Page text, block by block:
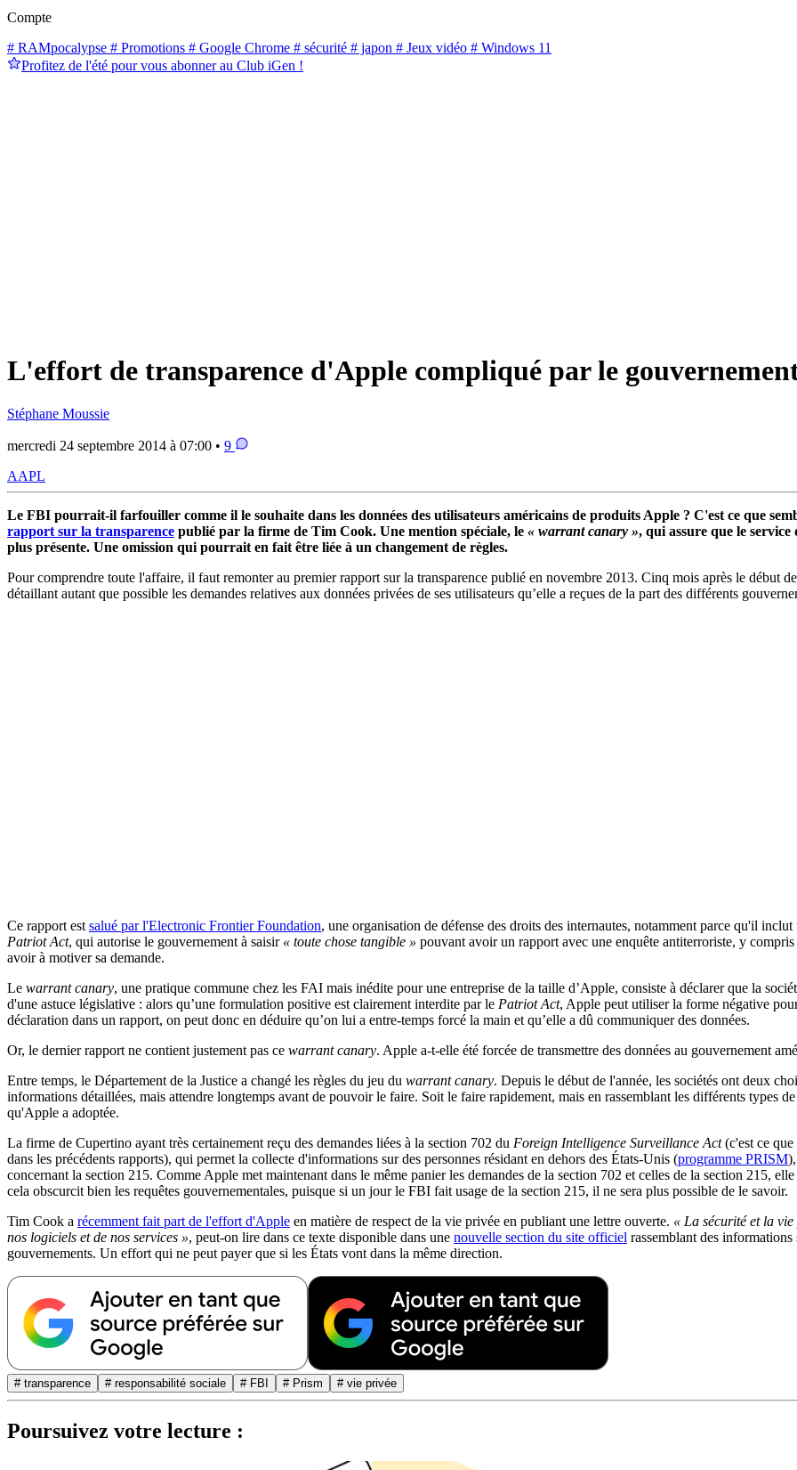
Compte
# RAMpocalypse # Promotions # Google Chrome # sécurité # japon # Jeux vidéo # Windows 11
Profitez de l'été pour vous abonner au Club iGen !
L'effort de transparence d'Apple compliqué par le
Stéphane Moussie
mercredi 24 septembre 2014 à 07:00 • 9
AAPL
Le FBI pourrait-il farfouiller comme il le souhaite dans les données des utilisateurs américains de produits Apple ? C'est ce que
rapport sur la transparence publié par la firme de Tim Cook. Une mention spéciale, le « warrant canary », qui assure que le
plus présente. Une omission qui pourrait en fait être liée à un changement de règles.
Pour comprendre toute l'affaire, il faut remonter au premier rapport sur la transparence publié en novembre 2013. Cinq mois après le début
détaillant autant que possible les demandes relatives aux données privées de ses utilisateurs qu’elle a reçues de la part des différents
Ce rapport est salué par l'Electronic Frontier Foundation, une organisation de défense des droits des internautes, notamment parce qu'il inclut
Patriot Act, qui autorise le gouvernement à saisir « toute chose tangible » pouvant avoir un rapport avec une enquête antiterroriste, y
avoir à motiver sa demande.
Le warrant canary, une pratique commune chez les FAI mais inédite pour une entreprise de la taille d’Apple, consiste à déclarer que la
d'une astuce législative : alors qu’une formulation positive est clairement interdite par le Patriot Act, Apple peut utiliser la forme négative
déclaration dans un rapport, on peut donc en déduire qu’on lui a entre-temps forcé la main et qu’elle a dû communiquer des données.
Or, le dernier rapport ne contient justement pas ce warrant canary. Apple a-t-elle été forcée de transmettre des données au gouvernement
Entre temps, le Département de la Justice a changé les règles du jeu du warrant canary. Depuis le début de l'année, les sociétés ont deux
informations détaillées, mais attendre longtemps avant de pouvoir le faire. Soit le faire rapidement, mais en rassemblant les différents types
qu'Apple a adoptée.
La firme de Cupertino ayant très certainement reçu des demandes liées à la section 702 du Foreign Intelligence Surveillance Act(c'est ce que
dans les précédents rapports), qui permet la collecte d'informations sur des personnes résidant en dehors des États-Unis (programme PRISM
concernant la section 215. Comme Apple met maintenant dans le même panier les demandes de la section 702 et celles de la section 215,
cela obscurcit bien les requêtes gouvernementales, puisque si un jour le FBI fait usage de la section 215, il ne sera plus possible de le savoir.
Tim Cook a récemment fait part de l'effort d'Apple en matière de respect de la vie privée en publiant une lettre ouverte. « La sécurité et la
nos logiciels et de nos services », peut-on lire dans ce texte disponible dans une nouvelle section du site officiel rassemblant des
gouvernements. Un effort qui ne peut payer que si les États vont dans la même direction.
# transparence # responsabilité sociale # FBI # Prism # vie privée
Poursuivez votre lecture :